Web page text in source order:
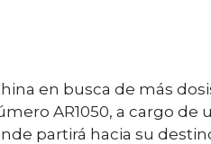
en busca de más
AR1050, a cargo
partirá hacia su